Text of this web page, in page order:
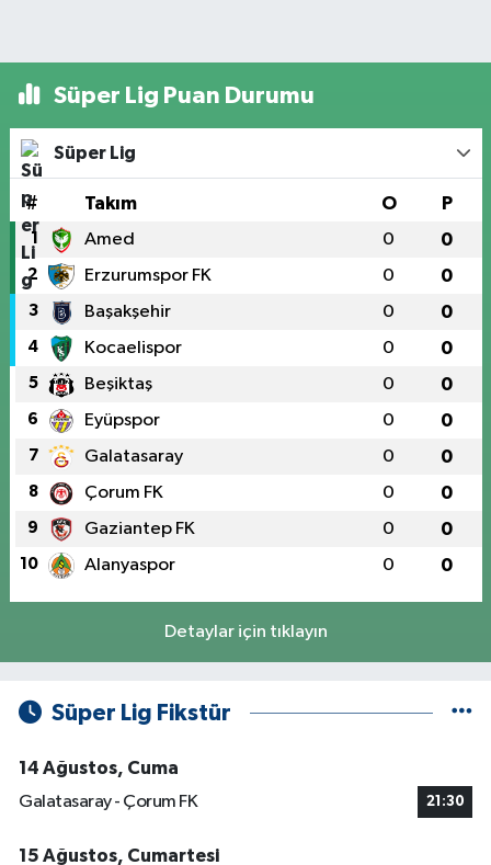
Süper Lig Puan Durumu
Süper Lig
# Takım O P
1 Amed 0 0
2 Erzurumspor FK 0 0
3 Başakşehir 0 0
4 Kocaelispor 0 0
5 Beşiktaş 0 0
6 Eyüpspor 0 0
7 Galatasaray 0 0
8 Çorum FK 0 0
9 Gaziantep FK 0 0
10 Alanyaspor 0 0
Detaylar için tıklayın
Süper Lig Fikstür
14 Ağustos, Cuma
Galatasaray - Çorum FK
21:30
15 Ağustos, Cumartesi